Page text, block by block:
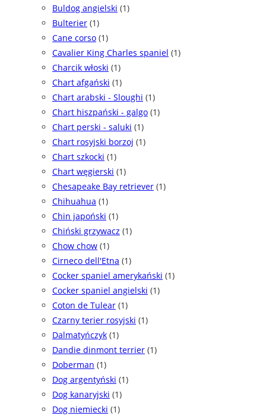
Buldog angielski (1)
Bulterier (1)
Cane corso (1)
Cavalier King Charles spaniel (1)
Charcik włoski (1)
Chart afgański (1)
Chart arabski - Sloughi (1)
Chart hiszpański - galgo (1)
Chart perski - saluki (1)
Chart rosyjski borzoj (1)
Chart szkocki (1)
Chart węgierski (1)
Chesapeake Bay retriever (1)
Chihuahua (1)
Chin japoński (1)
Chiński grzywacz (1)
Chow chow (1)
Cirneco dell'Etna (1)
Cocker spaniel amerykański (1)
Cocker spaniel angielski (1)
Coton de Tulear (1)
Czarny terier rosyjski (1)
Dalmatyńczyk (1)
Dandie dinmont terrier (1)
Doberman (1)
Dog argentyński (1)
Dog kanaryjski (1)
Dog niemiecki (1)